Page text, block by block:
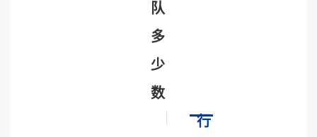
队
多
少
数
行